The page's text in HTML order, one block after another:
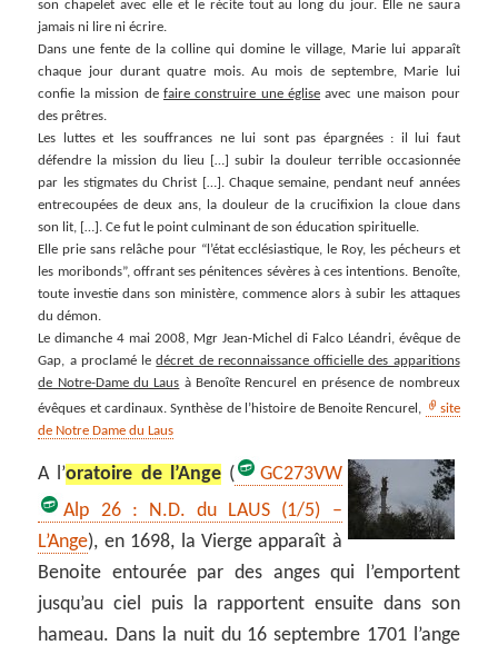
son chapelet avec elle et le récite tout au long du jour. Elle ne saura
jamais ni lire ni écrire.
Dans une fente de la colline qui domine le village, Marie lui apparaît
chaque jour durant quatre mois. Au mois de septembre, Marie lui
confie la mission de faire construire une église avec une maison pour
des prêtres.
Les luttes et les souffrances ne lui sont pas épargnées : il lui faut
défendre la mission du lieu […] subir la douleur terrible occasionnée
par les stigmates du Christ […]. Chaque semaine, pendant neuf années
entrecoupées de deux ans, la douleur de la crucifixion la cloue dans
son lit, […]. Ce fut le point culminant de son éducation spirituelle.
Elle prie sans relâche pour “l’état ecclésiastique, le Roy, les pécheurs et
les moribonds”, offrant ses pénitences sévères à ces intentions. Benoîte,
toute investie dans son ministère, commence alors à subir les attaques
du démon.
Le dimanche 4 mai 2008, Mgr Jean-Michel di Falco Léandri, évêque de
Gap, a proclamé ledécret de reconnaissance officielle des apparitions
de Notre-Dame du Laus à Benoîte Rencurel en présence de nombreux
évêques et cardinaux. Synthèse de l’histoire de Benoite Rencurel,
site
de Notre Dame du Laus
A l’oratoire de l’Ange(
GC273VW
Alp 26 : N.D. du LAUS (1/5) –
L’Ange), en 1698, la Vierge apparaît à
Benoite entourée par des anges qui l’emportent
jusqu’au ciel puis la rapportent ensuite dans son
hameau. Dans la nuit du 16 septembre 1701 l’ange